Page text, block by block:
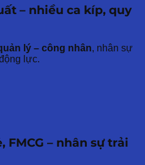
– nhiều ca kíp, quy
lý – công nhân, nhân sự
lực.
FMCG – nhân sự trải